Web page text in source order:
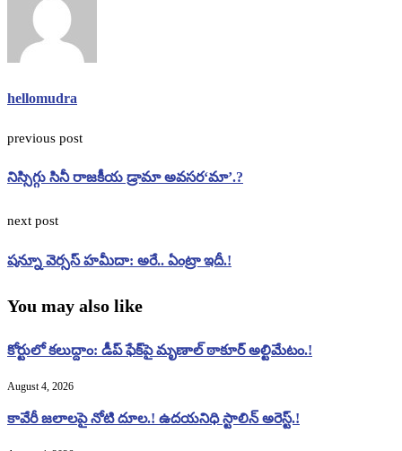
hellomudra
previous post
నిస్సిగ్గు సినీ రాజకీయ డ్రామా అవసర‘మా’.?
next post
షన్నూ వెర్సస్ హమీదా: అరే.. ఏంట్రా ఇదీ.!
You may also like
కోర్టులో కలుద్దాం: డీప్ ఫేక్‌పై మృణాల్ ఠాకూర్ అల్టిమేటం.!
August 4, 2026
కావేరీ జలాలపై నోటి దూల.! ఉదయనిధి స్టాలిన్ అరెస్ట్.!